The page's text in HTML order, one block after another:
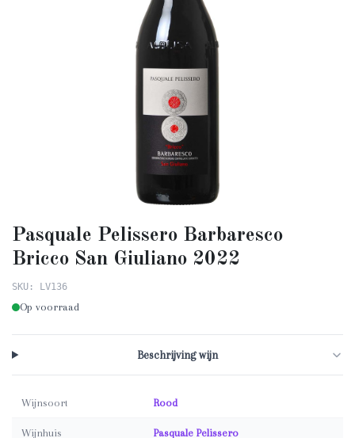
Pasquale Pelissero Barbaresco
Bricco San Giuliano 2022
SKU: LV136
Op voorraad
Beschrijving wijn
Wijnsoort Rood
Wijnhuis Pasquale Pelissero